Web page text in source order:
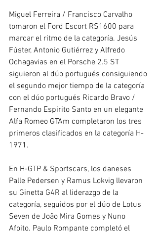
Miguel Ferreira / Francisco Carvalho
tomaron el Ford Escort RS1600 para
marcar el ritmo de la categoría. Jesús
Fúster, Antonio Gutiérrez y Alfredo
Ochagavias en el Porsche 2.5 ST
siguieron al dúo portugués consiguiendo
el segundo mejor tiempo de la categoría
con el dúo portugués Ricardo Bravo /
Fernando Espirito Santo en un elegante
Alfa Romeo GTAm completaron los tres
primeros clasificados en la categoría H-
1971.
En H-GTP & Sportscars, los daneses
Palle Pedersen y Ramus Lokvig llevaron
su Ginetta G4R al liderazgo de la
categoría, seguidos por el dúo de Lotus
Seven de João Mira Gomes y Nuno
Afoito. Paulo Rompante completó el